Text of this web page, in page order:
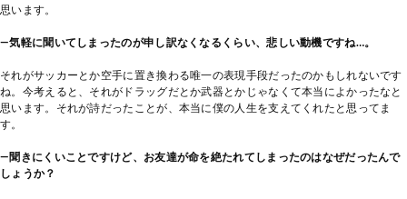
思います。
―気軽に聞いてしまったのが申し訳なくなるくらい、悲しい動機ですね…。
それがサッカーとか空手に置き換わる唯一の表現手段だったのかもしれないです
ね。今考えると、それがドラッグだとか武器とかじゃなくて本当によかったなと
思います。それが詩だったことが、本当に僕の人生を支えてくれたと思ってま
す。
―聞きにくいことですけど、お友達が命を絶たれてしまったのはなぜだったんで
しょうか？